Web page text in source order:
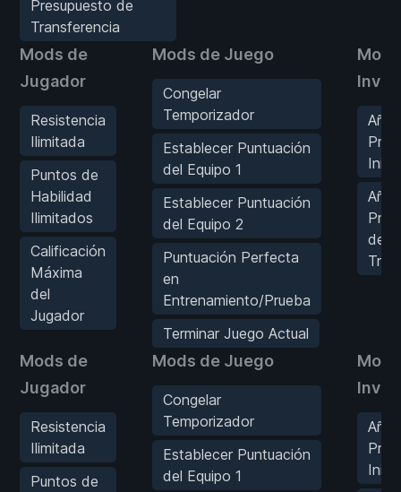
Presupuesto de
Transferencia
Mods de
Jugador
Resistencia
Ilimitada
Puntos de
Habilidad
Ilimitados
Calificación
Máxima
del
Jugador
Mods de Juego
Congelar
Temporizador
Establecer Puntuación
del Equipo 1
Establecer Puntuación
del Equipo 2
Puntuación Perfecta
en
Entrenamiento/Prueba
Terminar Juego Actual
de
Mods de
Jugador
Resistencia
Ilimitada
Puntos de
Mods de Juego
Congelar
Temporizador
Establecer Puntuación
del Equipo 1